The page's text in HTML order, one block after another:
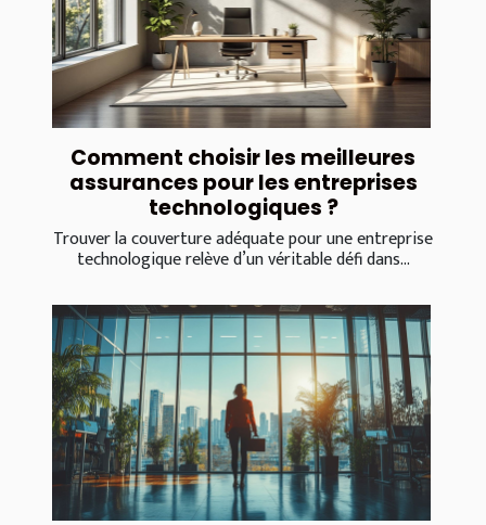
Comment choisir les meilleures
assurances pour les entreprises
technologiques ?
Trouver la couverture adéquate pour une entreprise
technologique relève d’un véritable défi dans...